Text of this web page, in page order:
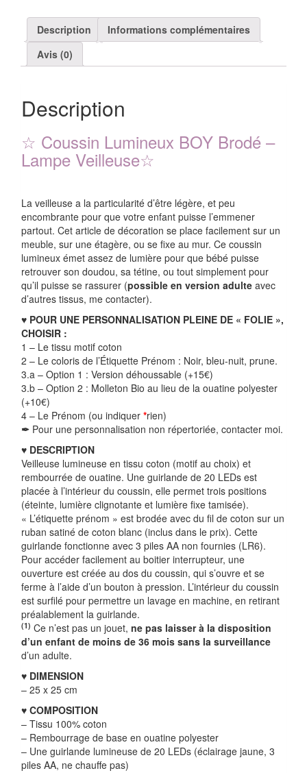
BOY
Description
Informations complémentaires
Avis (0)
Description
☆ Coussin Lumineux BOY Brodé –
Lampe Veilleuse☆
La veilleuse a la particularité d’être légère, et peu
encombrante pour que votre enfant puisse l’emmener
partout. Cet article de décoration se place facilement sur un
meuble, sur une étagère, ou se fixe au mur. Ce coussin
lumineux émet assez de lumière pour que bébé puisse
retrouver son doudou, sa tétine, ou tout simplement pour
qu’il puisse se rassurer (possible en version adulte avec
d’autres tissus, me contacter).
♥ POUR UNE PERSONNALISATION PLEINE DE « FOLIE »,
CHOISIR :
1 – Le tissu motif coton
2 – Le coloris de l’Étiquette Prénom : Noir, bleu-nuit, prune.
3.a – Option 1 : Version déhoussable (+15€)
3.b – Option 2 : Molleton Bio au lieu de la ouatine polyester
(+10€)
4 – Le Prénom (ou indiquer *rien)
✒ Pour une personnalisation non répertoriée, contacter moi.
♥ DESCRIPTION
Veilleuse lumineuse en tissu coton (motif au choix) et
rembourrée de ouatine. Une guirlande de 20 LEDs est
placée à l’intérieur du coussin, elle permet trois positions
(éteinte, lumière clignotante et lumière fixe tamisée).
« L’étiquette prénom » est brodée avec du fil de coton sur un
ruban satiné de coton blanc (inclus dans le prix). Cette
guirlande fonctionne avec 3 piles AA non fournies (LR6).
Pour accéder facilement au boitier interrupteur, une
ouverture est créée au dos du coussin, qui s’ouvre et se
ferme à l’aide d’un bouton à pression. L’intérieur du coussin
est surfilé pour permettre un lavage en machine, en retirant
préalablement la guirlande.
(1) Ce n’est pas un jouet, ne pas laisser à la disposition
d’un enfant de moins de 36 mois sans la surveillance
d’un adulte.
♥ DIMENSION
– 25 x 25 cm
♥ COMPOSITION
– Tissu 100% coton
– Rembourrage de base en ouatine polyester
– Une guirlande lumineuse de 20 LEDs (éclairage jaune, 3
piles AA, ne chauffe pas)